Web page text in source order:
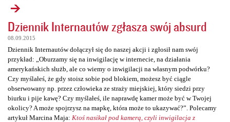
Dziennik Internautów zgłasza swój absurd
08.09.2015
Dziennik Internautów dołączył się do naszej akcji i zgłosił nam swój
przykład: „Oburzamy się na inwigilację w internecie, na działania
amerykańskich służb, ale co wiemy o inwigilacji na własnym podwórku?
Czy myślałeś, że gdy stoisz sobie pod blokiem, możesz być ciągle
obserwowany np. przez człowieka ze straży miejskiej, który siedzi przy
biurku i pije kawę? Czy myślałeś, ile naprawdę kamer może być w Twojej
okolicy? A może spojrzysz na mapkę, która może to ukazywać?”. Polecamy
artykuł Marcina Maja: Ktoś nasikał pod kamerą, czyli inwigilacja z